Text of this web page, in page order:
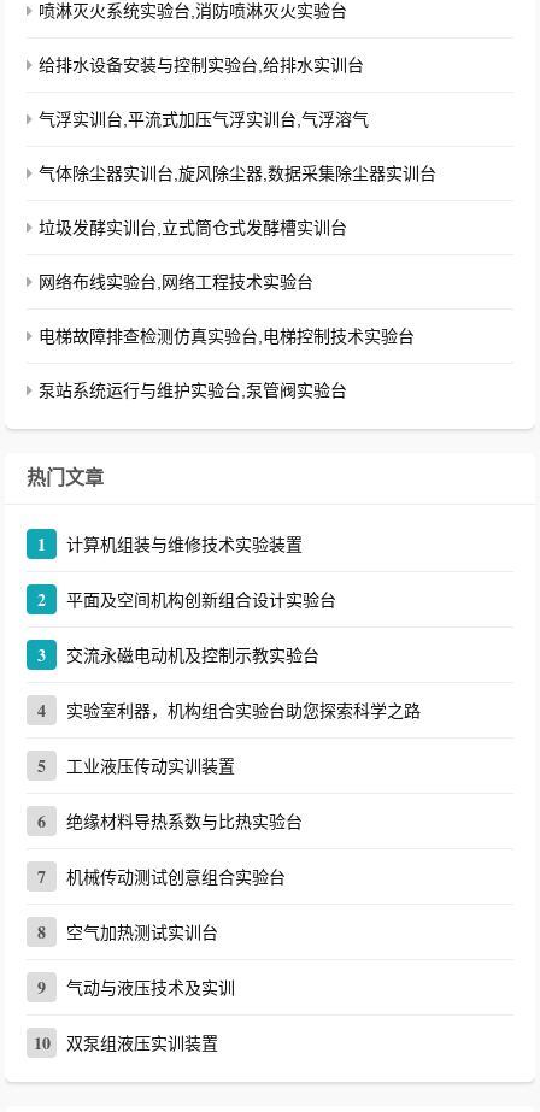
喷淋灭火系统实验台,消防喷淋灭火实验台
给排水设备安装与控制实验台,给排水实训台
气浮实训台,平流式加压气浮实训台,气浮溶气
气体除尘器实训台,旋风除尘器,数据采集除尘器实训台
垃圾发酵实训台,立式筒仓式发酵槽实训台
网络布线实验台,网络工程技术实验台
电梯故障排查检测仿真实验台,电梯控制技术实验台
泵站系统运行与维护实验台,泵管阀实验台
热门文章
1 计算机组装与维修技术实验装置
2 平面及空间机构创新组合设计实验台
3 交流永磁电动机及控制示教实验台
4 实验室利器，机构组合实验台助您探索科学之路
5 工业液压传动实训装置
6 绝缘材料导热系数与比热实验台
7 机械传动测试创意组合实验台
8 空气加热测试实训台
9 气动与液压技术及实训
10 双泵组液压实训装置